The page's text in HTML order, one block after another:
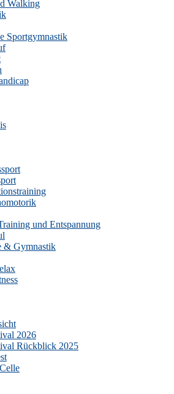
Walking
Sportgymnastik
und Entspannung
& Gymnastik
2026
Rückblick 2025